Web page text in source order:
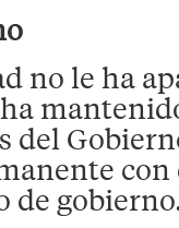
no le ha
del
de